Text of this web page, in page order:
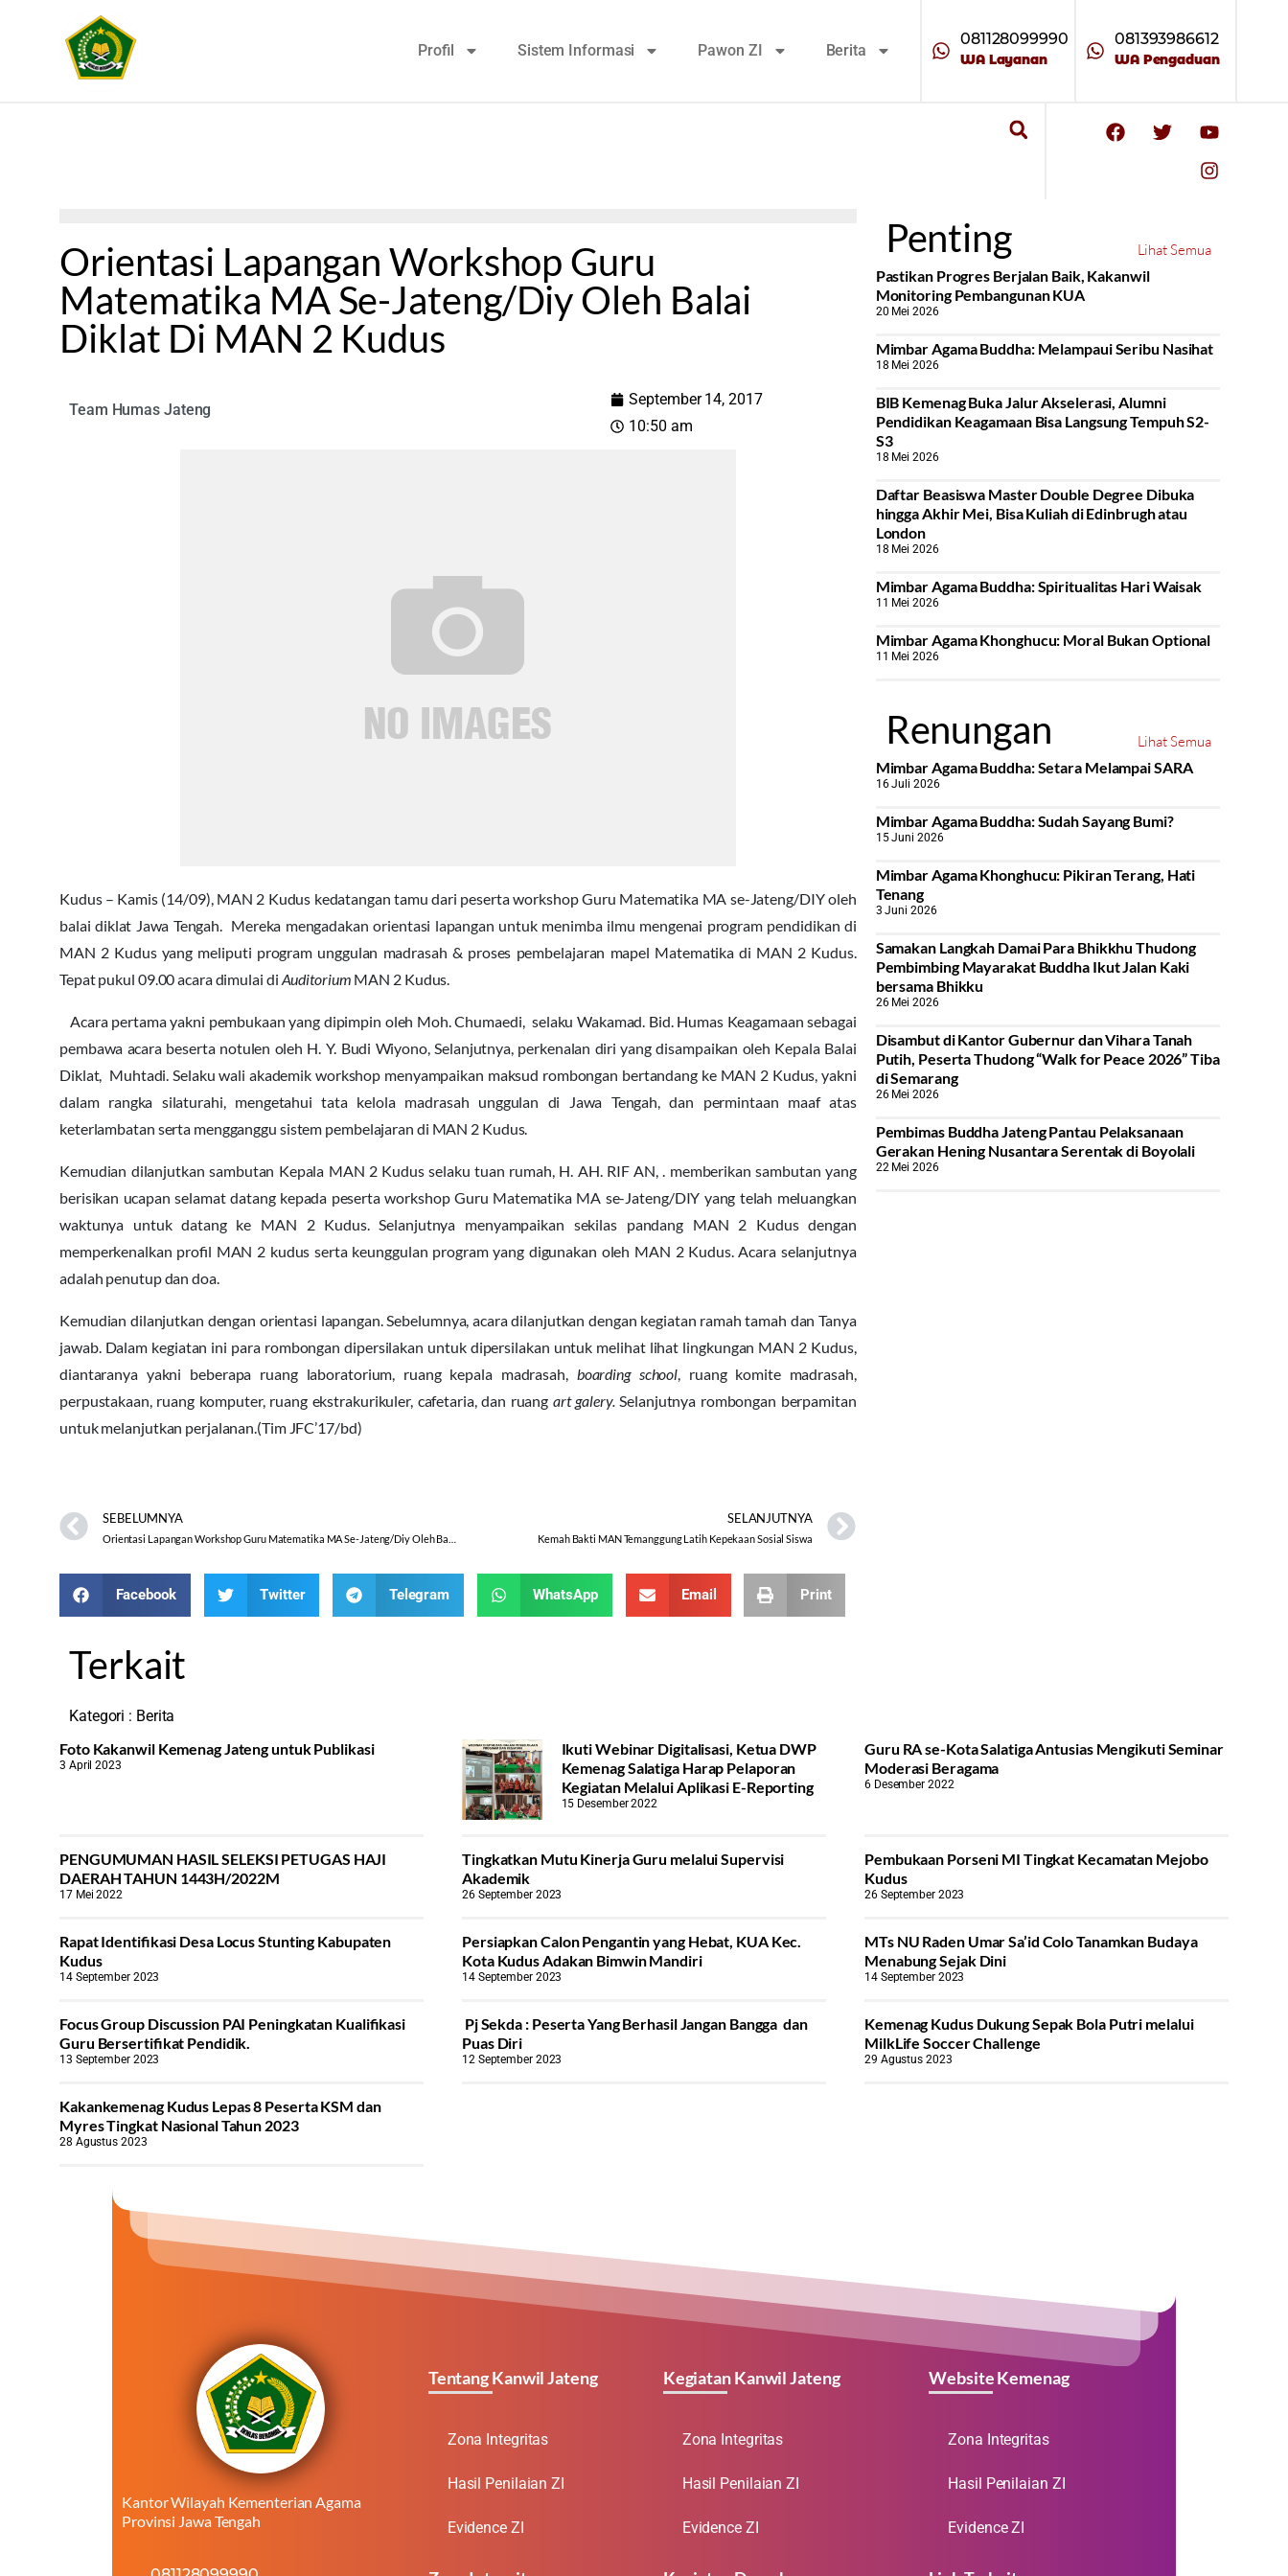
Profil Sistem Informasi Pawon ZI Berita
081128099990
WA Layanan
081393986612
WA Pengaduan
Orientasi Lapangan Workshop Guru
Matematika MA Se-Jateng/Diy Oleh Balai
Diklat Di MAN 2 Kudus
Team Humas Jateng
September 14, 2017
10:50 am
Kudus – Kamis (14/09), MAN 2 Kudus kedatangan tamu dari peserta workshop Guru Matematika MA se-Jateng/DIY oleh
balai diklat Jawa Tengah. Mereka mengadakan orientasi lapangan untuk menimba ilmu mengenai program pendidikan di
MAN 2 Kudus yang meliputi program unggulan madrasah & proses pembelajaran mapel Matematika di MAN 2 Kudus.
Tepat pukul 09.00 acara dimulai di Auditorium MAN 2 Kudus.
Acara pertama yakni pembukaan yang dipimpin oleh Moh. Chumaedi, selaku Wakamad. Bid. Humas Keagamaan sebagai
pembawa acara beserta notulen oleh H. Y. Budi Wiyono, Selanjutnya, perkenalan diri yang disampaikan oleh Kepala Balai
Diklat, Muhtadi. Selaku wali akademik workshop menyampaikan maksud rombongan bertandang ke MAN 2 Kudus, yakni
dalam rangka silaturahi, mengetahui tata kelola madrasah unggulan di Jawa Tengah, dan permintaan maaf atas
keterlambatan serta mengganggu sistem pembelajaran di MAN 2 Kudus.
Kemudian dilanjutkan sambutan Kepala MAN 2 Kudus selaku tuan rumah, H. AH. RIF AN, . memberikan sambutan yang
berisikan ucapan selamat datang kepada peserta workshop Guru Matematika MA se-Jateng/DIY yang telah meluangkan
waktunya untuk datang ke MAN 2 Kudus. Selanjutnya menyampaikan sekilas pandang MAN 2 Kudus dengan
memperkenalkan profil MAN 2 kudus serta keunggulan program yang digunakan oleh MAN 2 Kudus. Acara selanjutnya
adalah penutup dan doa.
Kemudian dilanjutkan dengan orientasi lapangan. Sebelumnya, acara dilanjutkan dengan kegiatan ramah tamah dan Tanya
jawab. Dalam kegiatan ini para rombongan dipersilakan untuk dipersilakan untuk melihat lihat lingkungan MAN 2 Kudus,
diantaranya yakni beberapa ruang laboratorium, ruang kepala madrasah, boarding school, ruang komite madrasah,
perpustakaan, ruang komputer, ruang ekstrakurikuler, cafetaria, dan ruang art galery.Selanjutnya rombongan berpamitan
untuk melanjutkan perjalanan.(Tim JFC’17/bd)
SEBELUMNYA SELANJUTNYA
Kemah Bakti MAN Temanggung Latih Kepekaan Sosial Siswa
Facebook Twitter Telegram WhatsApp Email Print
Penting
Lihat Semua
Pastikan Progres Berjalan Baik, Kakanwil
Monitoring Pembangunan KUA
20 Mei 2026
Mimbar Agama Buddha: Melampaui Seribu Nasihat
18 Mei 2026
BIB Kemenag Buka Jalur Akselerasi, Alumni
Pendidikan Keagamaan Bisa Langsung Tempuh S2-
S3
18 Mei 2026
Daftar Beasiswa Master Double Degree Dibuka
hingga Akhir Mei, Bisa Kuliah di Edinbrugh atau
London
18 Mei 2026
Mimbar Agama Buddha: Spiritualitas Hari Waisak
11 Mei 2026
Mimbar Agama Khonghucu: Moral Bukan Optional
11 Mei 2026
Renungan
Lihat Semua
Mimbar Agama Buddha: Setara Melampai SARA
16 Juli 2026
Mimbar Agama Buddha: Sudah Sayang Bumi?
15 Juni 2026
Mimbar Agama Khonghucu: Pikiran Terang, Hati
Tenang
3 Juni 2026
Samakan Langkah Damai Para Bhikkhu Thudong
Pembimbing Mayarakat Buddha Ikut Jalan Kaki
bersama Bhikku
26 Mei 2026
Disambut di Kantor Gubernur dan Vihara Tanah
Putih, Peserta Thudong “Walk for Peace 2026” Tiba
di Semarang
26 Mei 2026
‎Pembimas Buddha Jateng Pantau Pelaksanaan
Gerakan Hening Nusantara Serentak di Boyolali
22 Mei 2026
Terkait
Kategori : Berita
Foto Kakanwil Kemenag Jateng untuk Publikasi
3 April 2023
Ikuti Webinar Digitalisasi, Ketua DWP
Kemenag Salatiga Harap Pelaporan
Kegiatan Melalui Aplikasi E-Reporting
15 Desember 2022
Guru RA se-Kota Salatiga Antusias Mengikuti Seminar
Moderasi Beragama
6 Desember 2022
PENGUMUMAN HASIL SELEKSI PETUGAS HAJI
DAERAH TAHUN 1443H/2022M
17 Mei 2022
Tingkatkan Mutu Kinerja Guru melalui Supervisi
Akademik
26 September 2023
Pembukaan Porseni MI Tingkat Kecamatan Mejobo
Kudus
26 September 2023
Rapat Identifikasi Desa Locus Stunting Kabupaten
Kudus
14 September 2023
Persiapkan Calon Pengantin yang Hebat, KUA Kec.
Kota Kudus Adakan Bimwin Mandiri
14 September 2023
MTs NU Raden Umar Sa’id Colo Tanamkan Budaya
Menabung Sejak Dini
14 September 2023
Focus Group Discussion PAI Peningkatan Kualifikasi
Guru Bersertifikat Pendidik.
13 September 2023
Pj Sekda : Peserta Yang Berhasil Jangan Bangga dan
Puas Diri
12 September 2023
Kemenag Kudus Dukung Sepak Bola Putri melalui
MilkLife Soccer Challenge
29 Agustus 2023
Kakankemenag Kudus Lepas 8 Peserta KSM dan
Myres Tingkat Nasional Tahun 2023
28 Agustus 2023
Kantor Wilayah Kementerian Agama
Provinsi Jawa Tengah
Tentang Kanwil Jateng
Zona Integritas
Hasil Penilaian ZI
Evidence ZI
Kegiatan Kanwil Jateng
Zona Integritas
Hasil Penilaian ZI
Evidence ZI
Website Kemenag
Zona Integritas
Hasil Penilaian ZI
Evidence ZI